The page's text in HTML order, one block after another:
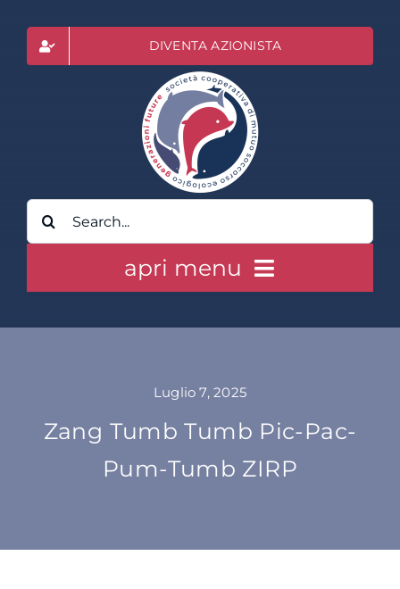
contenuto
DIVENTA AZIONISTA
Cerca
per:
apri menu
CLASS ACTION RAI
SU DI NOI
BENI COMUNI
Luglio 7, 2025
Zang Tumb Tumb Pic-Pac-
Pum-Tumb ZIRP